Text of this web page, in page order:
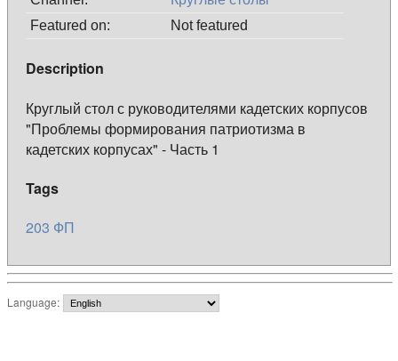
Featured on:
Not featured
Description
Круглый стол с руководителями кадетских корпусов
"Проблемы формирования патриотизма в
кадетских корпусах" - Часть 1
Tags
203 ФП
Language: